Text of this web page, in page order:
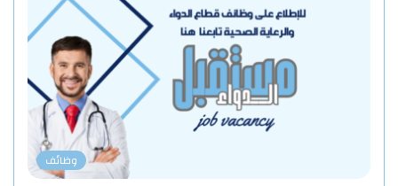
وظائف